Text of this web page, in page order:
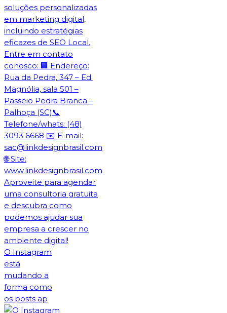
O Instagram
está
mudando a
forma como
os posts ap